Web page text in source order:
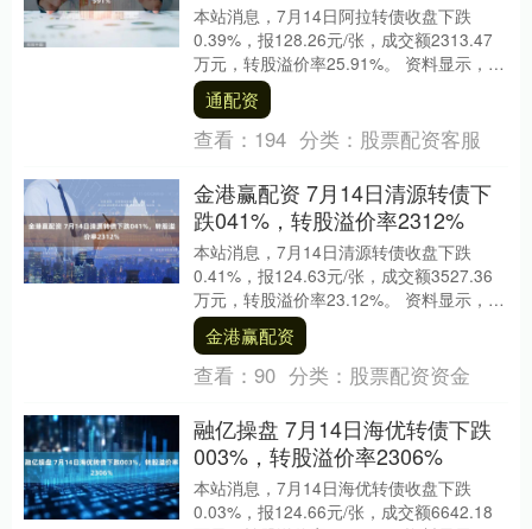
本站消息，7月14日阿拉转债收盘下跌
0.39%，报128.26元/张，成交额2313.47
万元，转股溢价率25.91%。 资料显示，阿
拉转债信用级别为“A+”，....
通配资
查看： 194 分类： 股票配资客服
金港赢配资 7月14日清源转债下
跌041%，转股溢价率2312%
本站消息，7月14日清源转债收盘下跌
0.41%，报124.63元/张，成交额3527.36
万元，转股溢价率23.12%。 资料显示，清
源转债信用级别为“A+”，....
金港赢配资
查看： 90 分类： 股票配资资金
融亿操盘 7月14日海优转债下跌
003%，转股溢价率2306%
本站消息，7月14日海优转债收盘下跌
0.03%，报124.66元/张，成交额6642.18